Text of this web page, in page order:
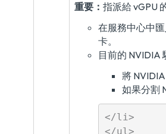
重要： 指派給 vGPU
在服務中心中
卡。
目前的 NVIDIA
將
如果分割
</li>
</ul>